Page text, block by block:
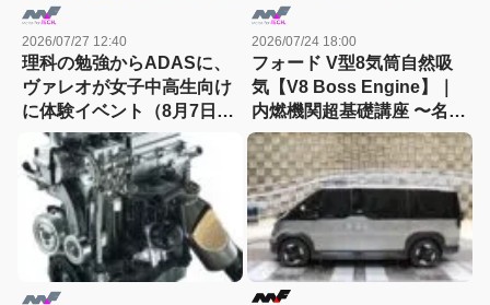
2026/07/27 12:40
理科の勉強からADASに、
ヴァレオが女子中高生向け
に体験イベント（8月7日締
切）
2026/07/24 18:00
フォード V型8気筒自然吸
気【V8 Boss Engine】｜
内燃機関超基礎講座 〜名作
エンジン図鑑